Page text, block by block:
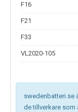
F16
F21
F33
VL2020-105
swedenbatteri.se
de tillverkare som